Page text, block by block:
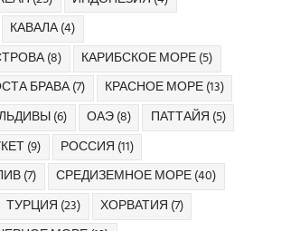
КАВАЛА(4)
(8) КАРИБСКОЕ МОРЕ(5)
БРАВА(7) КРАСНОЕ МОРЕ(13)
(6) ОАЭ(8) ПАТТАЙЯ (5)
(9) РОССИЯ (11)
(7) СРЕДИЗЕМНОЕ МОРЕ(40)
ТУРЦИЯ (23) ХОРВАТИЯ (7)